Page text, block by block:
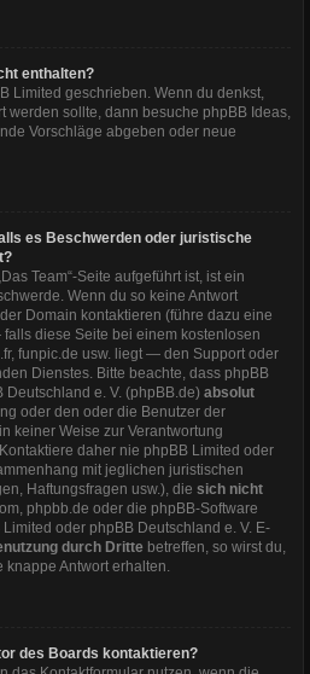
enthalten?
Limited geschrieben. Wenn du denkst,
werden sollte, dann besuche phpBB Ideas,
Vorschläge abgeben oder neue
es Beschwerden oder juristische
Team“-Seite aufgeführt ist, ist ein
Wenn du so keine Antwort
Domain kontaktieren (führe dazu eine
diese Seite bei einem kostenlosen
funpic.de usw. liegt — den Support oder
Dienstes. Bitte beachte, dass phpBB
e. V. (phpBB.de) absolut
oder den oder die Benutzer der
keiner Weise zur Verantwortung
daher nie phpBB Limited oder
mit jeglichen juristischen
Haftungsfragen usw.), die sich nicht
phpbb.de oder die phpBB-Software
oder phpBB Deutschland e. V. E-
durch Dritte betreffen, so wirst du,
Antwort erhalten.
des Boards kontaktieren?